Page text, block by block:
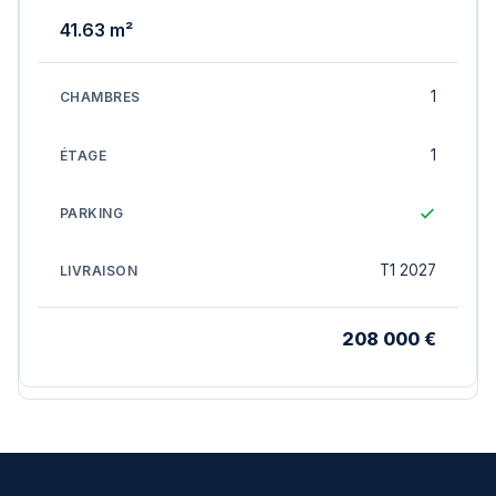
41.63 m²
1
1
T1 2027
208 000 €